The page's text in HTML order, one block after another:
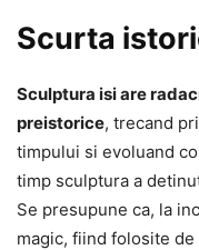
Scurta
Sculptura isi are
preistorice, trecand
timpului si evoluand
timp sculptura a
Se presupune ca, la
magic, fiind folosite